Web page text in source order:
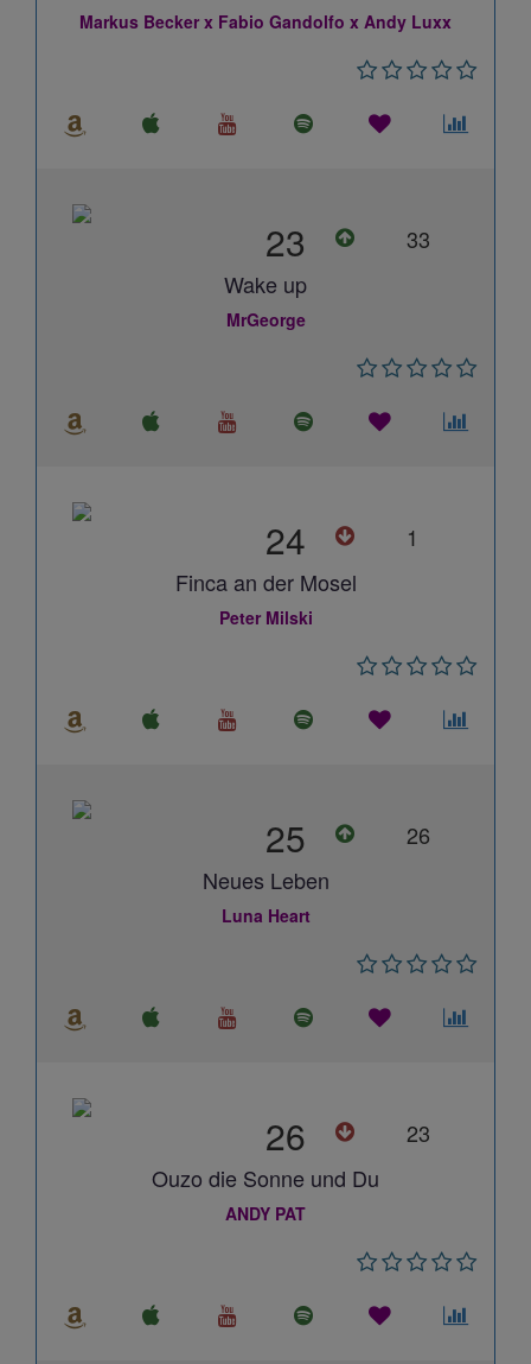
Markus Becker x Fabio Gandolfo x Andy Luxx
23
33
Wake up
MrGeorge
24
1
Finca an der Mosel
Peter Milski
25
26
Neues Leben
Luna Heart
26
23
Ouzo die Sonne und Du
ANDY PAT